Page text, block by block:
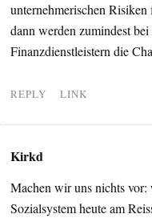
unternehmerischen
dann werden zumindest
Finanzdienstleistern die
REPLY LINK
Kirkd
Machen wir uns nichts vor:
Sozialsystem heute am